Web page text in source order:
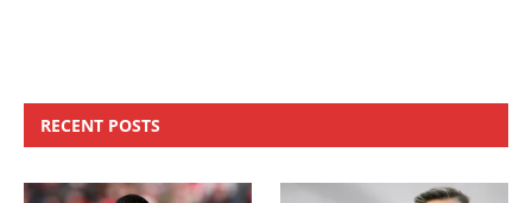
RECENT POSTS